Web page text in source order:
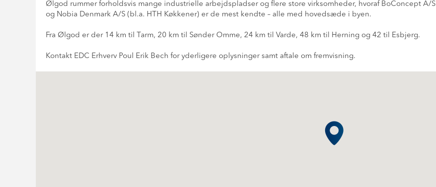
Ølgod rummer forholdsvis mange industrielle arbejdspladser og flere store virksomheder, hvoraf BoConcept A/S
og Nobia Denmark A/S (bl.a. HTH Køkkener) er de mest kendte – alle med hovedsæde i byen.
Fra Ølgod er der 14 km til Tarm, 20 km til Sønder Omme, 24 km til Varde, 48 km til Herning og 42 til Esbjerg.
Kontakt EDC Erhverv Poul Erik Bech for yderligere oplysninger samt aftale om fremvisning.